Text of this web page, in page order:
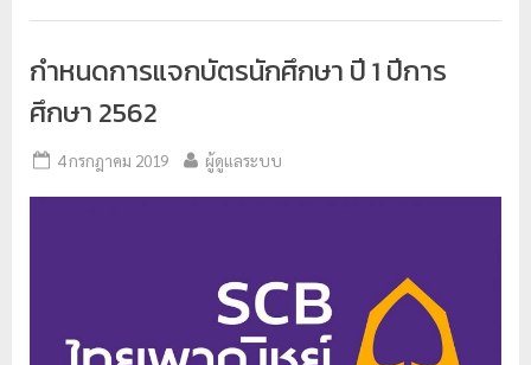
ว
ผ
ย
กำหนดการแจกบัตรนักศึกษา ปี 1 ปีการ
ศึกษา 2562
4 กรกฎาคม 2019 ผู้ดูแลระบบ